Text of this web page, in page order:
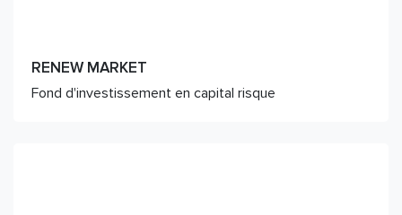
RENEW MARKET
Fond d'investissement en capital risque